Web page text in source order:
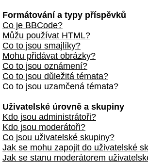
Formátování a typy příspěvků
Co je BBCode?
Můžu používat HTML?
Co to jsou smajlíky?
Mohu přidávat obrázky?
Co to jsou oznámení?
Co to jsou důležitá témata?
Co to jsou uzamčená témata?
Uživatelské úrovně a skupiny
Kdo jsou administrátoři?
Kdo jsou moderátoři?
Co jsou uživatelské skupiny?
Jak se mohu zapojit do uživatelské
Jak se stanu moderátorem